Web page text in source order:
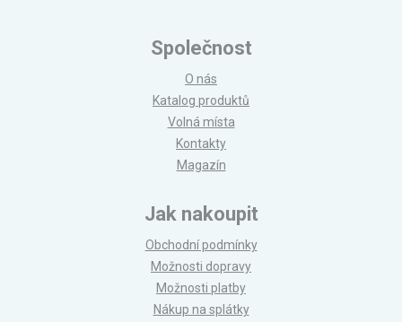
Společnost
O nás
Katalog produktů
Volná místa
Kontakty
Magazín
Jak nakoupit
Obchodní podmínky
Možnosti dopravy
Možnosti platby
Nákup na splátky